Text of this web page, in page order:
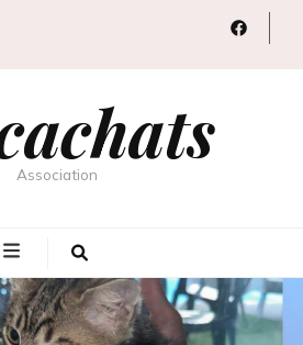
Association